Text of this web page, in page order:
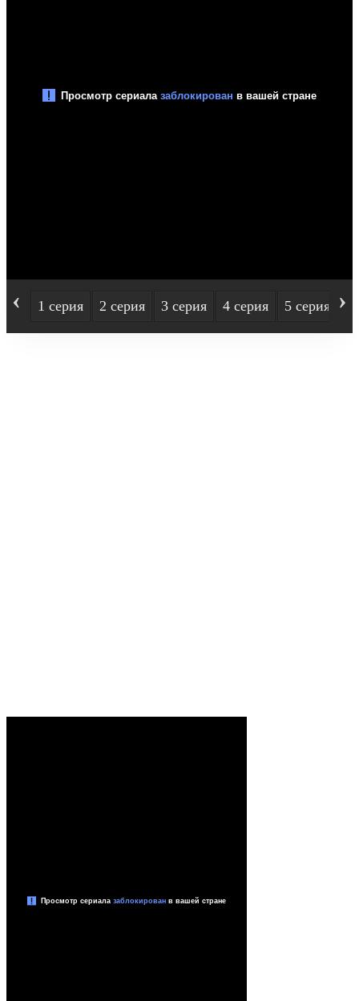
‹ 1 серия 2 серия 3 серия 4 серия 5 серия ›